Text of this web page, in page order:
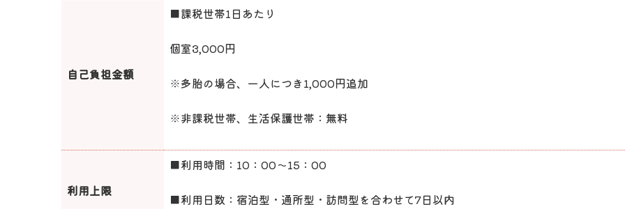
自己負担金額
■課税世帯1日あたり
個室3,000円
※多胎の場合、一人につき1,000円追加
※非課税世帯、生活保護世帯：無料
利用上限
■利用時間：10：00～15：00
■利用日数：宿泊型・通所型・訪問型を合わせて7日以内